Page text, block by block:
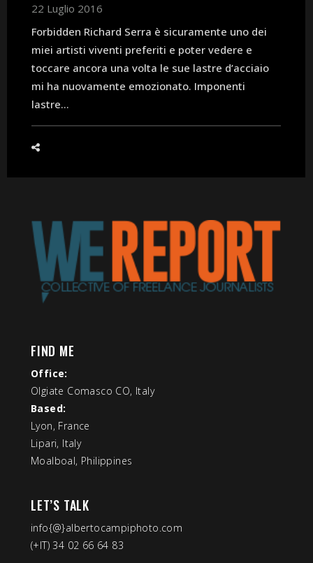
22 Luglio 2016
Forbidden Richard Serra è sicuramente uno dei
miei artisti viventi preferiti e poter vedere e
toccare ancora una volta le sue lastre d’acciaio
mi ha nuovamente emozionato. Imponenti
lastre...
FIND ME
Office:
Olgiate Comasco CO, Italy
Based:
Lyon, France
Lipari, Italy
Moalboal, Philippines
LET’S TALK
info{@}albertocampiphoto.com
(+IT) 34 02 66 64 83